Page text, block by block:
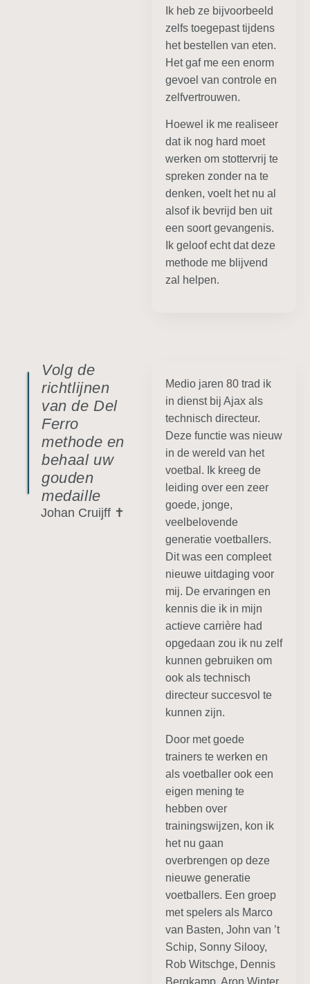
Ik heb ze bijvoorbeeld
zelfs toegepast tijdens
het bestellen van eten.
Het gaf me een enorm
gevoel van controle en
zelfvertrouwen.
Hoewel ik me realiseer
dat ik nog hard moet
werken om stottervrij te
spreken zonder na te
denken, voelt het nu al
alsof ik bevrijd ben uit
een soort gevangenis.
Ik geloof echt dat deze
methode me blijvend
zal helpen.
Volg de
richtlijnen
van de Del
Ferro
methode en
behaal uw
gouden
medaille
Johan Cruijff ✝
Medio jaren 80 trad ik
in dienst bij Ajax als
technisch directeur.
Deze functie was nieuw
in de wereld van het
voetbal. Ik kreeg de
leiding over een zeer
goede, jonge,
veelbelovende
generatie voetballers.
Dit was een compleet
nieuwe uitdaging voor
mij. De ervaringen en
kennis die ik in mijn
actieve carrière had
opgedaan zou ik nu zelf
kunnen gebruiken om
ook als technisch
directeur succesvol te
kunnen zijn.
Door met goede
trainers te werken en
als voetballer ook een
eigen mening te
hebben over
trainingswijzen, kon ik
het nu gaan
overbrengen op deze
nieuwe generatie
voetballers. Een groep
met spelers als Marco
van Basten, John van ’t
Schip, Sonny Silooy,
Rob Witschge, Dennis
Bergkamp, Aron Winter.